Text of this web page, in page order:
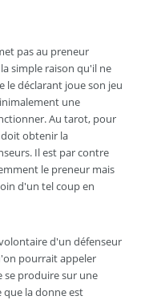
pas au preneur
simple raison qu'il ne
le déclarant joue son jeu
une
Au tarot, pour
obtenir la
Il est par contre
le preneur mais
d'un tel coup en
d'un défenseur
pourrait appeler
se produire sur une
que la donne est